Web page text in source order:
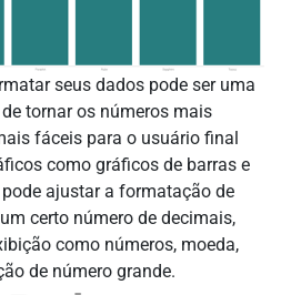
seus dados pode ser uma
tornar os números mais
fáceis para o usuário final
como gráficos de barras e
ajustar a formatação de
certo número de decimais,
como números, moeda,
de número grande.